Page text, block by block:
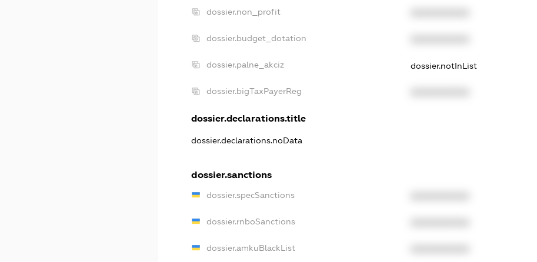
dossier.non_profit
dossier.budget_dotation
dossier.palne_akciz dossier.notInList
dossier.bigTaxPayerReg
dossier.declarations.title
dossier.declarations.noData
dossier.sanctions
dossier.specSanctions
dossier.rnboSanctions
dossier.amkuBlackList